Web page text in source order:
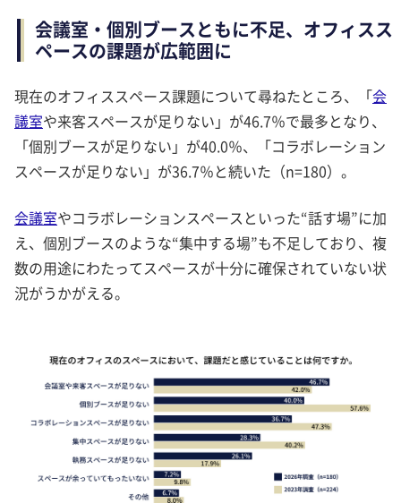
会議室・個別ブースともに不足、オフィスス
ペースの課題が広範囲に
現在のオフィススペース課題について尋ねたところ、「会
議室や来客スペースが足りない」が46.7％で最多となり、
「個別ブースが足りない」が40.0％、「コラボレーション
スペースが足りない」が36.7％と続いた（n=180）。
会議室やコラボレーションスペースといった“話す場”に加
え、個別ブースのような“集中する場”も不足しており、複
数の用途にわたってスペースが十分に確保されていない状
況がうかがえる。